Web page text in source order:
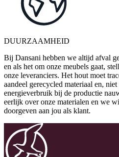
DUURZAAMHEID
Bij Dansani hebben we altijd afval
en als het om onze meubels gaat,
onze leveranciers. Het hout moet
aandeel gerecycled materiaal en,
energieverbruik bij de productie
eerlijk over onze materialen en we
doorgeven aan jou als klant.